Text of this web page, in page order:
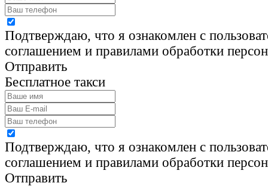
Подтверждаю, что я ознакомлен с
соглашением и правилами обработки
Отправить
Бесплатное такси
Подтверждаю, что я ознакомлен с
соглашением и правилами обработки
Отправить